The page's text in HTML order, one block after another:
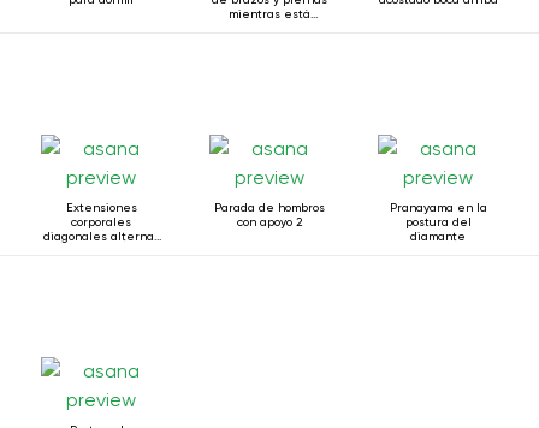
mientras está
Extensiones
corporales
diagonales alternas
Parada de hombros
con apoyo 2
Pranayama en la
postura del
diamante